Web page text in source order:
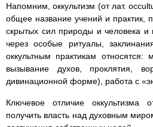
Напомним, оккультизм (от лат.
общее название учений и практик,
скрытых сил природы и человека и
через особые ритуалы,
оккультным практикам относятся:
вызывание духов, проклятия,
дивинационной форме), работа с
Ключевое отличие оккультизма
получить власть над духовным